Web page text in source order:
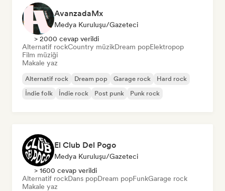
AvanzadaMx
Medya Kuruluşu/Gazeteci
> 2000 cevap verildi
Alternatif rockCountry müzikDream popElektropop
Film müziği
Makale yaz
Alternatif rock Dream pop Garage rock
Hard rock
İndie folk
İndie rock Post punk Punk rock
El Club Del Pogo
Medya Kuruluşu/Gazeteci
> 1600 cevap verildi
Alternatif rockDans popDream popFunkGarage rock
Makale yaz